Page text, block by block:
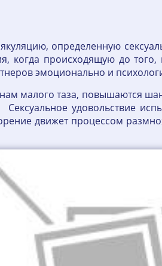
определенную
когда происходящую до того,
эмоционально и
малого таза, повышаются
удовольствие
движет процессом